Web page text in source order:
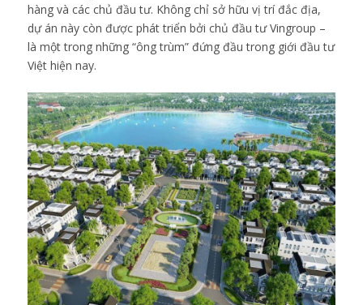
hàng và các chủ đầu tư. Không chỉ sở hữu vị trí đắc địa,
dự án này còn được phát triển bởi chủ đầu tư Vingroup –
là một trong những “ông trùm” đứng đầu trong giới đầu tư
Việt hiện nay.